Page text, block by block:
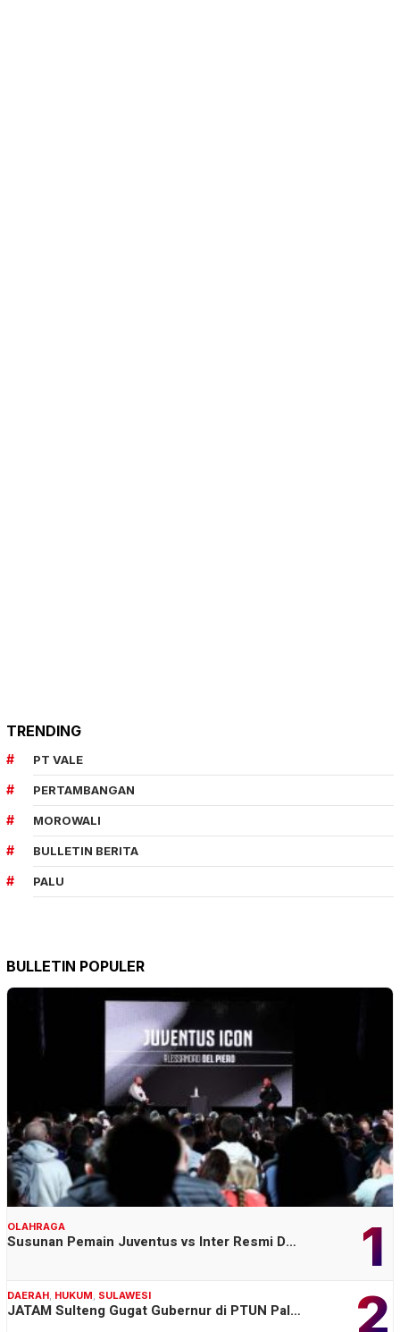
TRENDING
PT VALE
PERTAMBANGAN
MOROWALI
BULLETIN BERITA
PALU
BULLETIN POPULER
1
OLAHRAGA
Susunan Pemain Juventus vs Inter Resmi D…
2
DAERAH, HUKUM, SULAWESI
JATAM Sulteng Gugat Gubernur di PTUN Pal…